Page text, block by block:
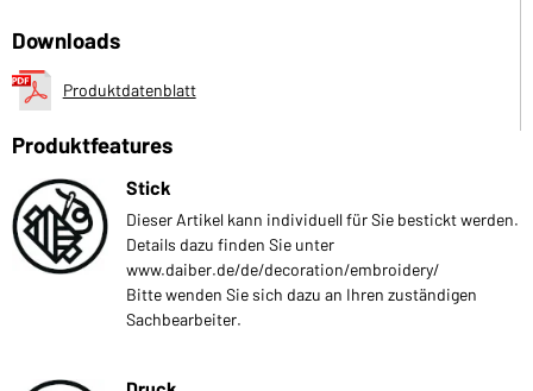
Downloads
Produktdatenblatt
Produktfeatures
Stick
Dieser Artikel kann individuell für Sie bestickt werden.
Details dazu finden Sie unter
www.daiber.de/de/decoration/embroidery/
Bitte wenden Sie sich dazu an Ihren zuständigen
Sachbearbeiter.